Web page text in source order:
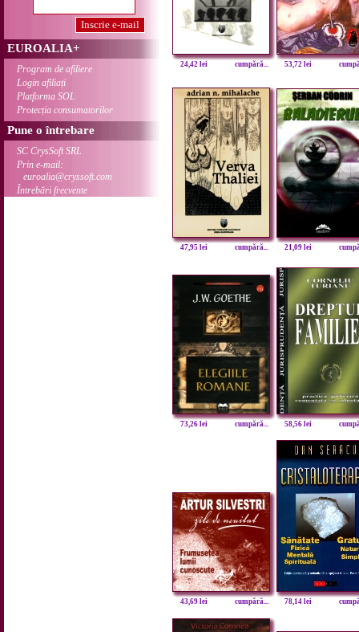
EUROALIA+
Program de afiliere
Login afiliați
Platforma SOL
Protecția consumatorilor
Pune o întrebare
SC CrysSoft SRL
Prin e-mail:
euroalia@cryssoft.com
Întrebări frecvente
24,42 lei cumpără... 53,72 lei
47,95 lei cumpără... 21,09 lei
73,26 lei cumpără... 58,56 lei
43,69 lei cumpără... 78,14 lei